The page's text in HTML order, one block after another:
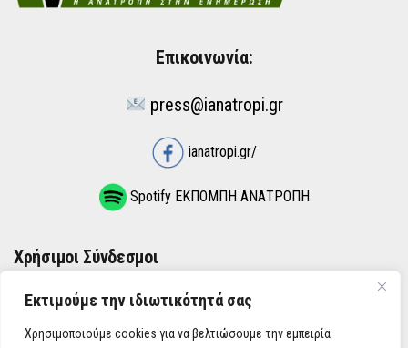
Εκτιμούμε την ιδιωτικότητά σας
Χρησιμοποιούμε cookies για να βελτιώσουμε την εμπειρία
Επικοινωνία:
press@ianatropi.gr
ianatropi.gr/
Spotify ΕΚΠΟΜΠΗ ΑΝΑΤΡΟΠΗ
Χρήσιμοι Σύνδεσμοι
ΌΡΟΙ ΧΡΉΣΗΣ
ΠΟΛΙΤΙΚΉ ΑΠΟΡΡΉΤΟΥ